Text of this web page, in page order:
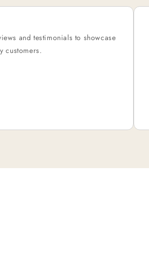
and testimonials to showcase
customers.